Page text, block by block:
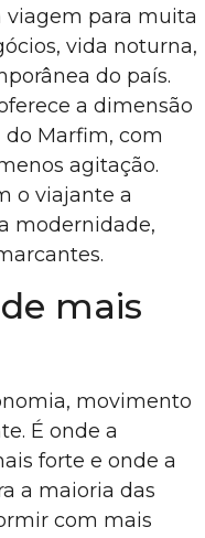
viagem para muita
vida noturna,
do país.
a dimensão
Marfim, com
agitação.
o viajante a
modernidade,
mais
movimento
É onde a
forte e onde a
a maioria das
com mais